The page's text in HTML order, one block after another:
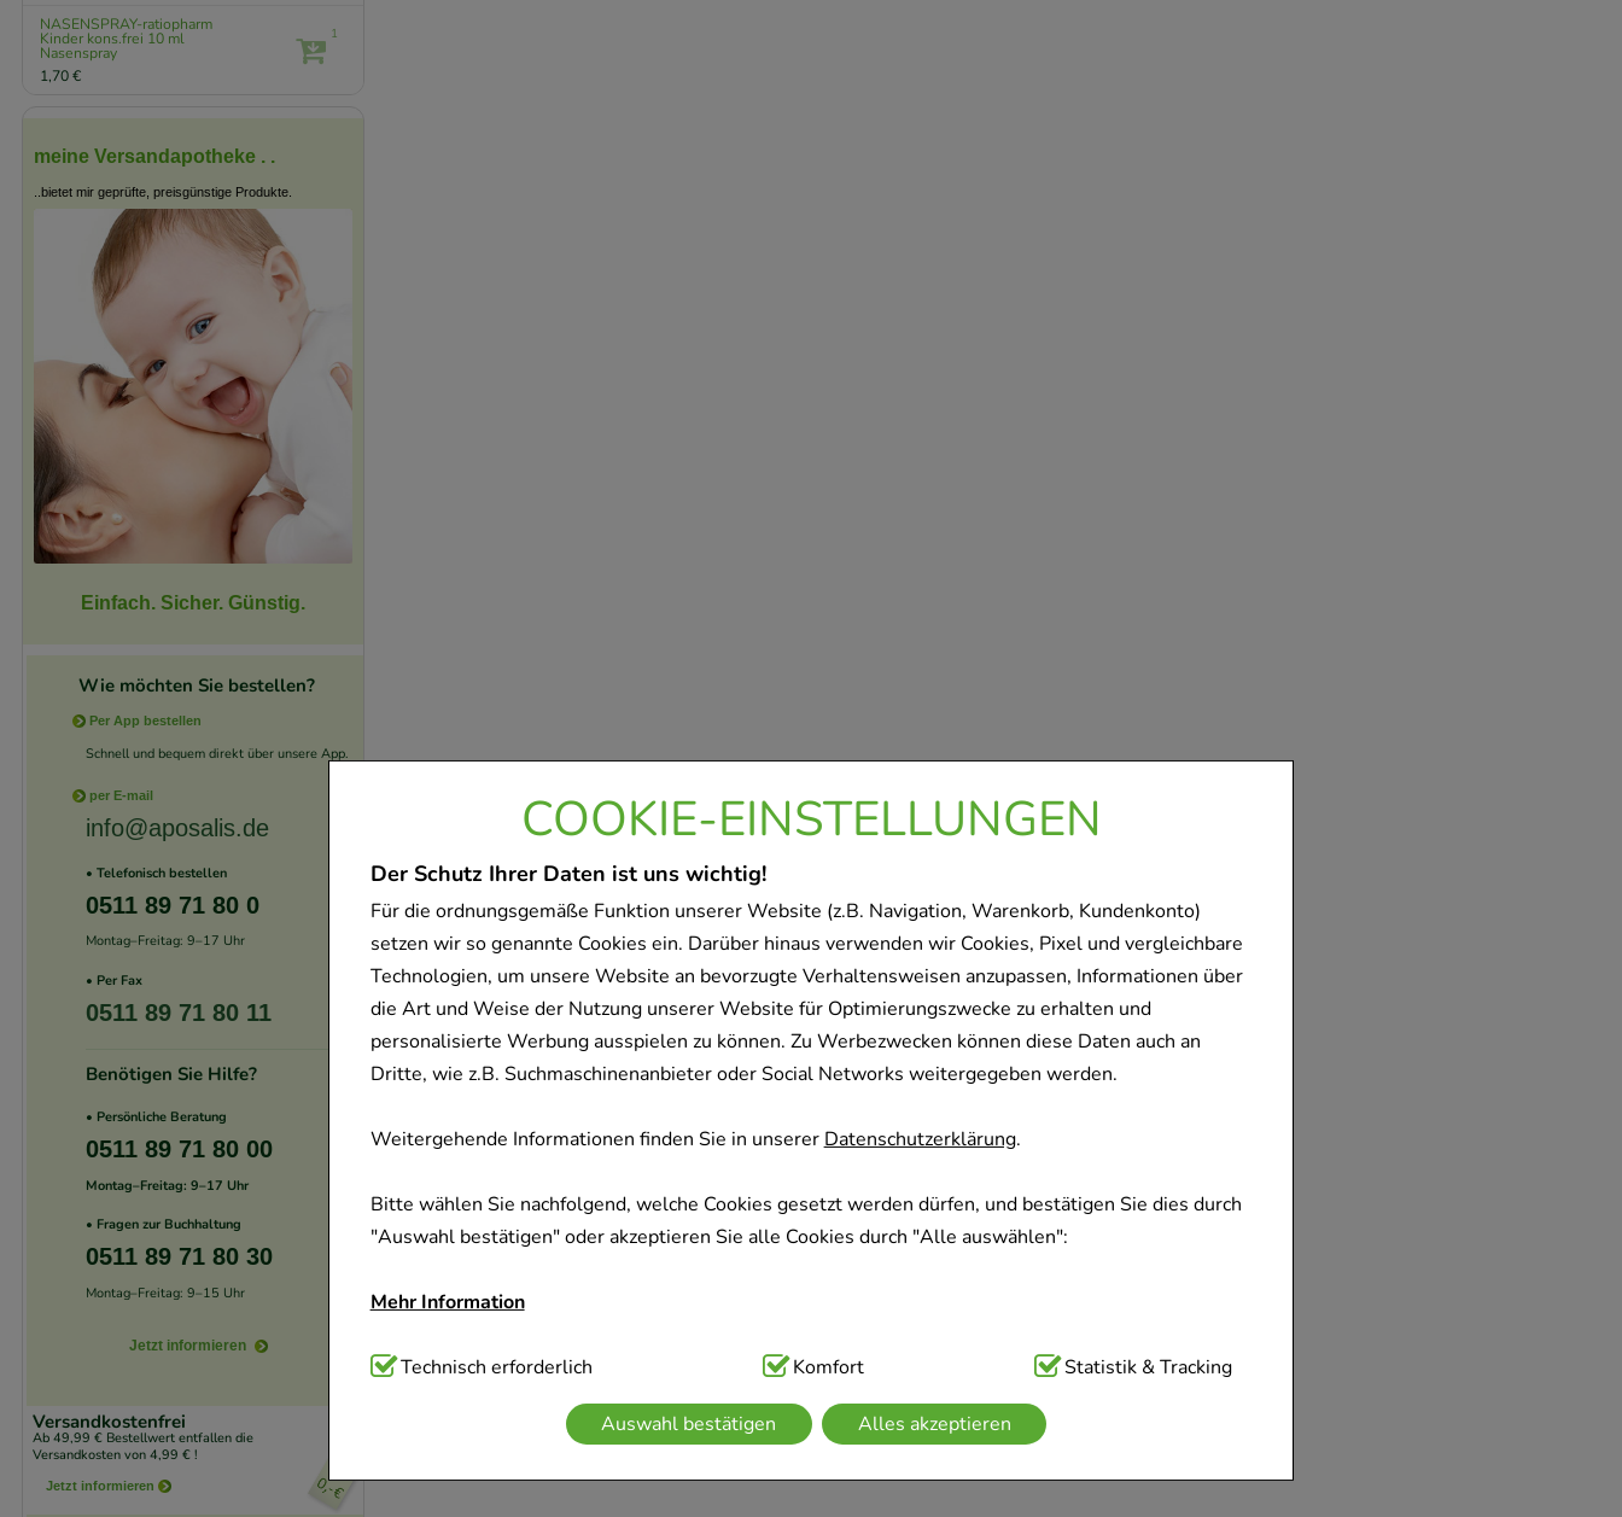
COOKIE-EINSTELLUNGEN
Der Schutz Ihrer Daten ist uns wichtig!
Für die ordnungsgemäße Funktion unserer Website (z.B. Navigation, Warenkorb, Kundenkonto)
setzen wir so genannte Cookies ein. Darüber hinaus verwenden wir Cookies, Pixel und vergleichbare
Technologien, um unsere Website an bevorzugte Verhaltensweisen anzupassen, Informationen über
die Art und Weise der Nutzung unserer Website für Optimierungszwecke zu erhalten und
personalisierte Werbung ausspielen zu können. Zu Werbezwecken können diese Daten auch an
Dritte, wie z.B. Suchmaschinenanbieter oder Social Networks weitergegeben werden.
Weitergehende Informationen finden Sie in unsererDatenschutzerklärung.
Bitte wählen Sie nachfolgend, welche Cookies gesetzt werden dürfen, und bestätigen Sie dies durch
"Auswahl bestätigen" oder akzeptieren Sie alle Cookies durch "Alle auswählen":
Mehr Information
Technisch Notwendig:Hierbei handelt es sich um Cookies, die für die Grundfunktionen unserer
Website notwendig sind (z.B. Navigation, Warenkorb, Kundenkonto), weshalb auf diese nicht
verzichtet werden kann.
Technisch erforderlich Komfort Statistik & Tracking
Auswahl bestätigen Alles akzeptieren
NASENSPRAY-ratiopharm
Kinder kons.frei 10 ml
Nasenspray
1,70 €
1
meine Versandapotheke . .
..bietet mir geprüfte, preisgünstige Produkte.
Einfach. Sicher. Günstig.
Wie möchten Sie bestellen?
Per App bestellen
Schnell und bequem direkt über unsere App.
per E-mail
info@aposalis.de
• Telefonisch bestellen
0511 89 71 80 0
Montag–Freitag: 9–17 Uhr
• Per Fax
0511 89 71 80 11
Benötigen Sie Hilfe?
• Persönliche Beratung
0511 89 71 80 00
Montag–Freitag: 9–17 Uhr
• Fragen zur Buchhaltung
0511 89 71 80 30
Montag–Freitag: 9–15 Uhr
Jetzt informieren
Versandkostenfrei
Ab 49,99 € Bestellwert entfallen die
Versandkosten von 4,99 € !
Jetzt informieren